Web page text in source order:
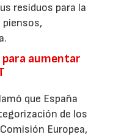
residuos para la
aumentar
que España
de los
Europea,